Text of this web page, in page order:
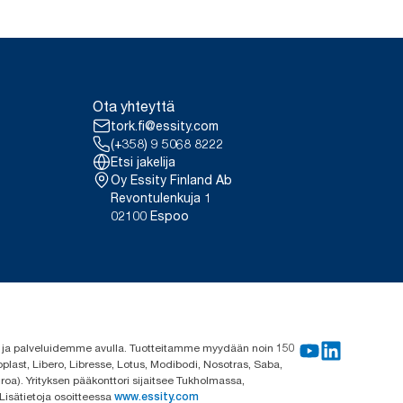
Ota yhteyttä
tork.fi@essity.com
(+358) 9 5068 8222
Etsi jakelija
Oy Essity Finland Ab
Revontulenkuja 1
02100 Espoo
palveluidemme avulla. Tuotteitamme myydään noin 150
Libero, Libresse, Lotus, Modibodi, Nosotras, Saba,
Yrityksen pääkonttori sijaitsee Tukholmassa,
osoitteessa www.essity.com